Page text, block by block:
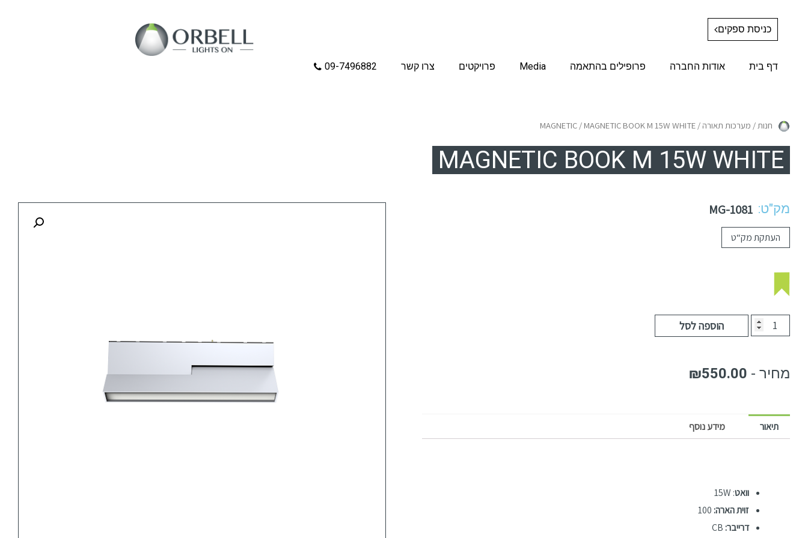
כניסת ספקים
דף בית אודות החברה פרופילים בהתאמה Media פרויקטים צרו קשר 09-7496882
חנות/ מערכות תאורה /
MAGNETIC/ MAGNETIC BOOK M 15W WHITE
MAGNETIC BOOK M 15W WHITE
מק"ט: MG-1081
העתקת מק“ט
הוספה לסל
₪550.00
תיאור מידע נוסף
וואט: 15W
זוית הארה: 100
דרייבר: CB